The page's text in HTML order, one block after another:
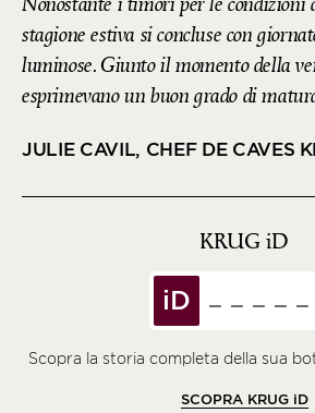
stagione estiva si concluse con
luminose. Giunto il momento della
esprimevano un buon grado di
JULIE CAVIL, CHEF DE CAVES
KRUG iD
iD
Scopra la storia completa della sua
SCOPRA KRUG iD